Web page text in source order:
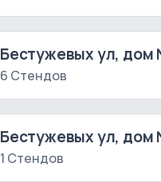
Бестужевых ул,
6 Стендов
Бестужевых ул,
1 Стендов